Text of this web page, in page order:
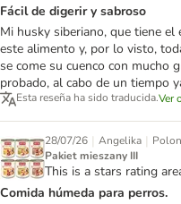
Fácil de digerir y sabroso
Mi husky siberiano, que tiene
este alimento y, por lo visto,
se come su cuenco con mucho
probado, al cabo de un tiempo
Esta reseña ha sido traducida.Ver
28/07/26 | Angelika |
Pakiet mieszany III
This is a stars rating
Comida húmeda para perros.